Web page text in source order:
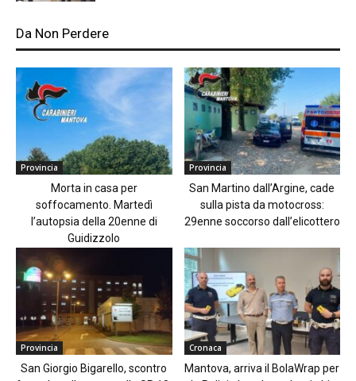
Da Non Perdere
Provincia
Morta in casa per
soffocamento. Martedì
l’autopsia della 20enne di
Guidizzolo
Provincia
San Martino dall’Argine, cade
sulla pista da motocross:
29enne soccorso dall’elicottero
Provincia
San Giorgio Bigarello, scontro
Cronaca
Mantova, arriva il BolaWrap per